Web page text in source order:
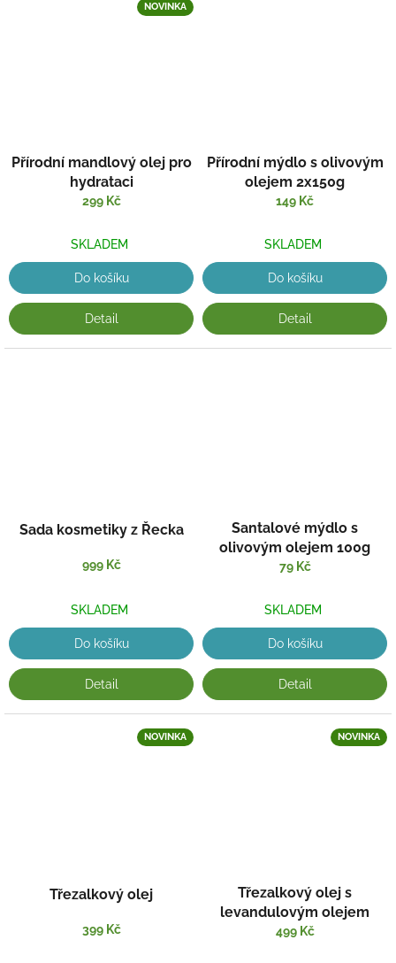
NOVINKA
Přírodní mandlový olej pro
hydrataci
299 Kč
SKLADEM
Do košíku
Detail
Přírodní mýdlo s olivovým
olejem 2x150g
149 Kč
SKLADEM
Do košíku
Detail
Sada kosmetiky z Řecka
999 Kč
SKLADEM
Do košíku
Detail
Santalové mýdlo s
olivovým olejem 100g
79 Kč
SKLADEM
Do košíku
Detail
NOVINKA
Třezalkový olej
399 Kč
NOVINKA
Třezalkový olej s
levandulovým olejem
499 Kč